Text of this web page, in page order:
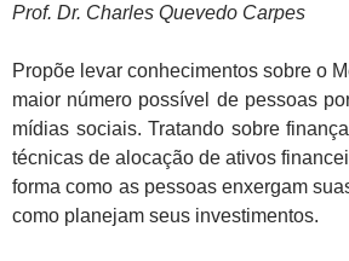
Prof. Dr. Charles Quevedo Carpes
Propõe levar conhecimentos sobre o
maior número possível de pessoas
mídias sociais. Tratando sobre
técnicas de alocação de ativos
forma como as pessoas enxergam
como planejam seus investimentos.